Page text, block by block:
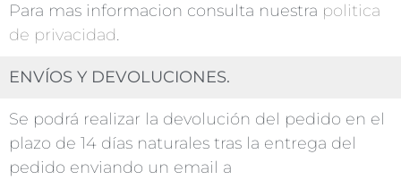
Para mas informacion consulta nuestra politica
de privacidad.
ENVÍOS Y DEVOLUCIONES.
Se podrá realizar la devolución del pedido en el
plazo de 14 días naturales tras la entrega del
pedido enviando un email a